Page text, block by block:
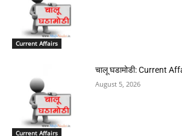
Current Affairs
Current Affairs
चालू घडामोडी: Current
August 5, 2026